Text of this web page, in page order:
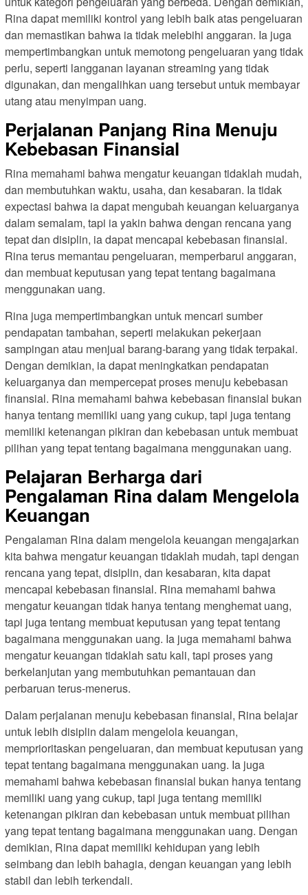
Rina dapat memiliki kontrol yang lebih baik atas pengeluaran
dan memastikan bahwa ia tidak melebihi anggaran. Ia juga
mempertimbangkan untuk memotong pengeluaran yang tidak
perlu, seperti langganan layanan streaming yang tidak
digunakan, dan mengalihkan uang tersebut untuk membayar
utang atau menyimpan uang.
Perjalanan Panjang Rina Menuju
Kebebasan Finansial
Rina memahami bahwa mengatur keuangan tidaklah mudah,
dan membutuhkan waktu, usaha, dan kesabaran. Ia tidak
expectasi bahwa ia dapat mengubah keuangan keluarganya
dalam semalam, tapi ia yakin bahwa dengan rencana yang
tepat dan disiplin, ia dapat mencapai kebebasan finansial.
Rina terus memantau pengeluaran, memperbarui anggaran,
dan membuat keputusan yang tepat tentang bagaimana
menggunakan uang.
Rina juga mempertimbangkan untuk mencari sumber
pendapatan tambahan, seperti melakukan pekerjaan
sampingan atau menjual barang-barang yang tidak terpakai.
Dengan demikian, ia dapat meningkatkan pendapatan
keluarganya dan mempercepat proses menuju kebebasan
finansial. Rina memahami bahwa kebebasan finansial bukan
hanya tentang memiliki uang yang cukup, tapi juga tentang
memiliki ketenangan pikiran dan kebebasan untuk membuat
pilihan yang tepat tentang bagaimana menggunakan uang.
Pelajaran Berharga dari
Pengalaman Rina dalam Mengelola
Keuangan
Pengalaman Rina dalam mengelola keuangan mengajarkan
kita bahwa mengatur keuangan tidaklah mudah, tapi dengan
rencana yang tepat, disiplin, dan kesabaran, kita dapat
mencapai kebebasan finansial. Rina memahami bahwa
mengatur keuangan tidak hanya tentang menghemat uang,
tapi juga tentang membuat keputusan yang tepat tentang
bagaimana menggunakan uang. Ia juga memahami bahwa
mengatur keuangan tidaklah satu kali, tapi proses yang
berkelanjutan yang membutuhkan pemantauan dan
perbaruan terus-menerus.
Dalam perjalanan menuju kebebasan finansial, Rina belajar
untuk lebih disiplin dalam mengelola keuangan,
memprioritaskan pengeluaran, dan membuat keputusan yang
tepat tentang bagaimana menggunakan uang. Ia juga
memahami bahwa kebebasan finansial bukan hanya tentang
memiliki uang yang cukup, tapi juga tentang memiliki
ketenangan pikiran dan kebebasan untuk membuat pilihan
yang tepat tentang bagaimana menggunakan uang. Dengan
demikian, Rina dapat memiliki kehidupan yang lebih
seimbang dan lebih bahagia, dengan keuangan yang lebih
stabil dan lebih terkendali.